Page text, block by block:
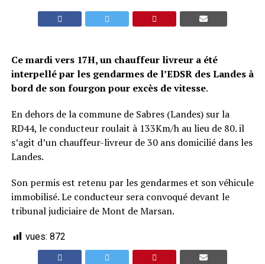
Ce mardi vers 17H, un chauffeur livreur a été
interpellé par les gendarmes de l’EDSR des Landes à
bord de son fourgon pour excès de vitesse.
En dehors de la commune de Sabres (Landes) sur la
RD44, le conducteur roulait à 133Km/h au lieu de 80. il
s’agit d’un chauffeur-livreur de 30 ans domicilié dans les
Landes.
Son permis est retenu par les gendarmes et son véhicule
immobilisé. Le conducteur sera convoqué devant le
tribunal judiciaire de Mont de Marsan.
vues: 872